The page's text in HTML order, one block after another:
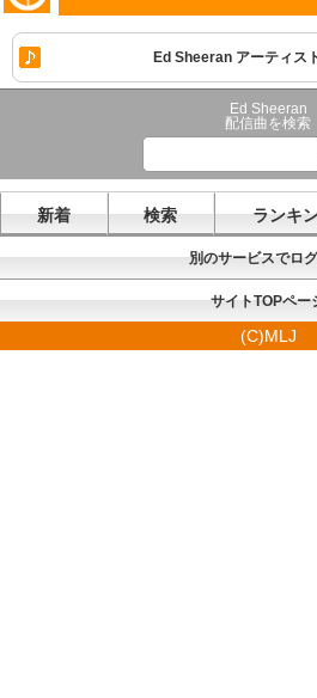
Ed Sheeran アーティス
Ed Sheeran
配信曲を検索
新着 検索 ランキ
別のサービスでロ
サイトTOPペー
(C)MLJ